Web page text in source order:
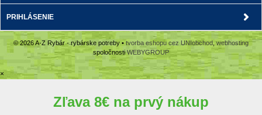
PRIHLÁSENIE
© 2026 A-Z Rybár - rybárske potreby • tvorba eshopu cez UNIobchod ,webhosting
spoločnostiWEBYGROUP
×
Zľava 8€ na prvý nákup